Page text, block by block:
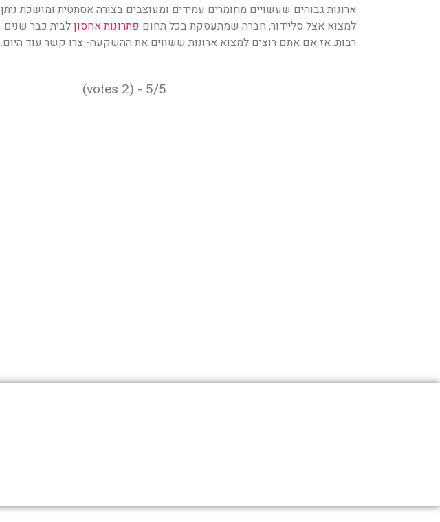
ארונות גבוהים שעשויים מחומרים עמידים ומעוצבים בצורה אסתטית ומושכת ניתן
למצוא אצל סליידור, חברה שמתעסקת בכל תחום פתרונות אחסוןלבית כבר שנים
רבות. אז אם אתם רוצים למצוא ארונות ששווים את ההשקעה- צרו קשר עוד היום.
5/5 - (2 votes)